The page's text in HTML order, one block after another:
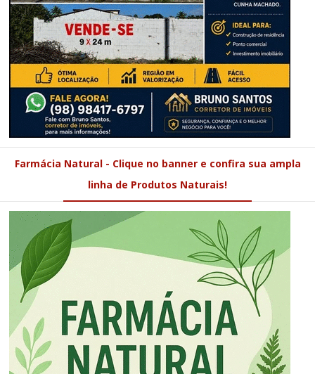
Farmácia Natural - Clique no banner e confira sua ampla
linha de Produtos Naturais!